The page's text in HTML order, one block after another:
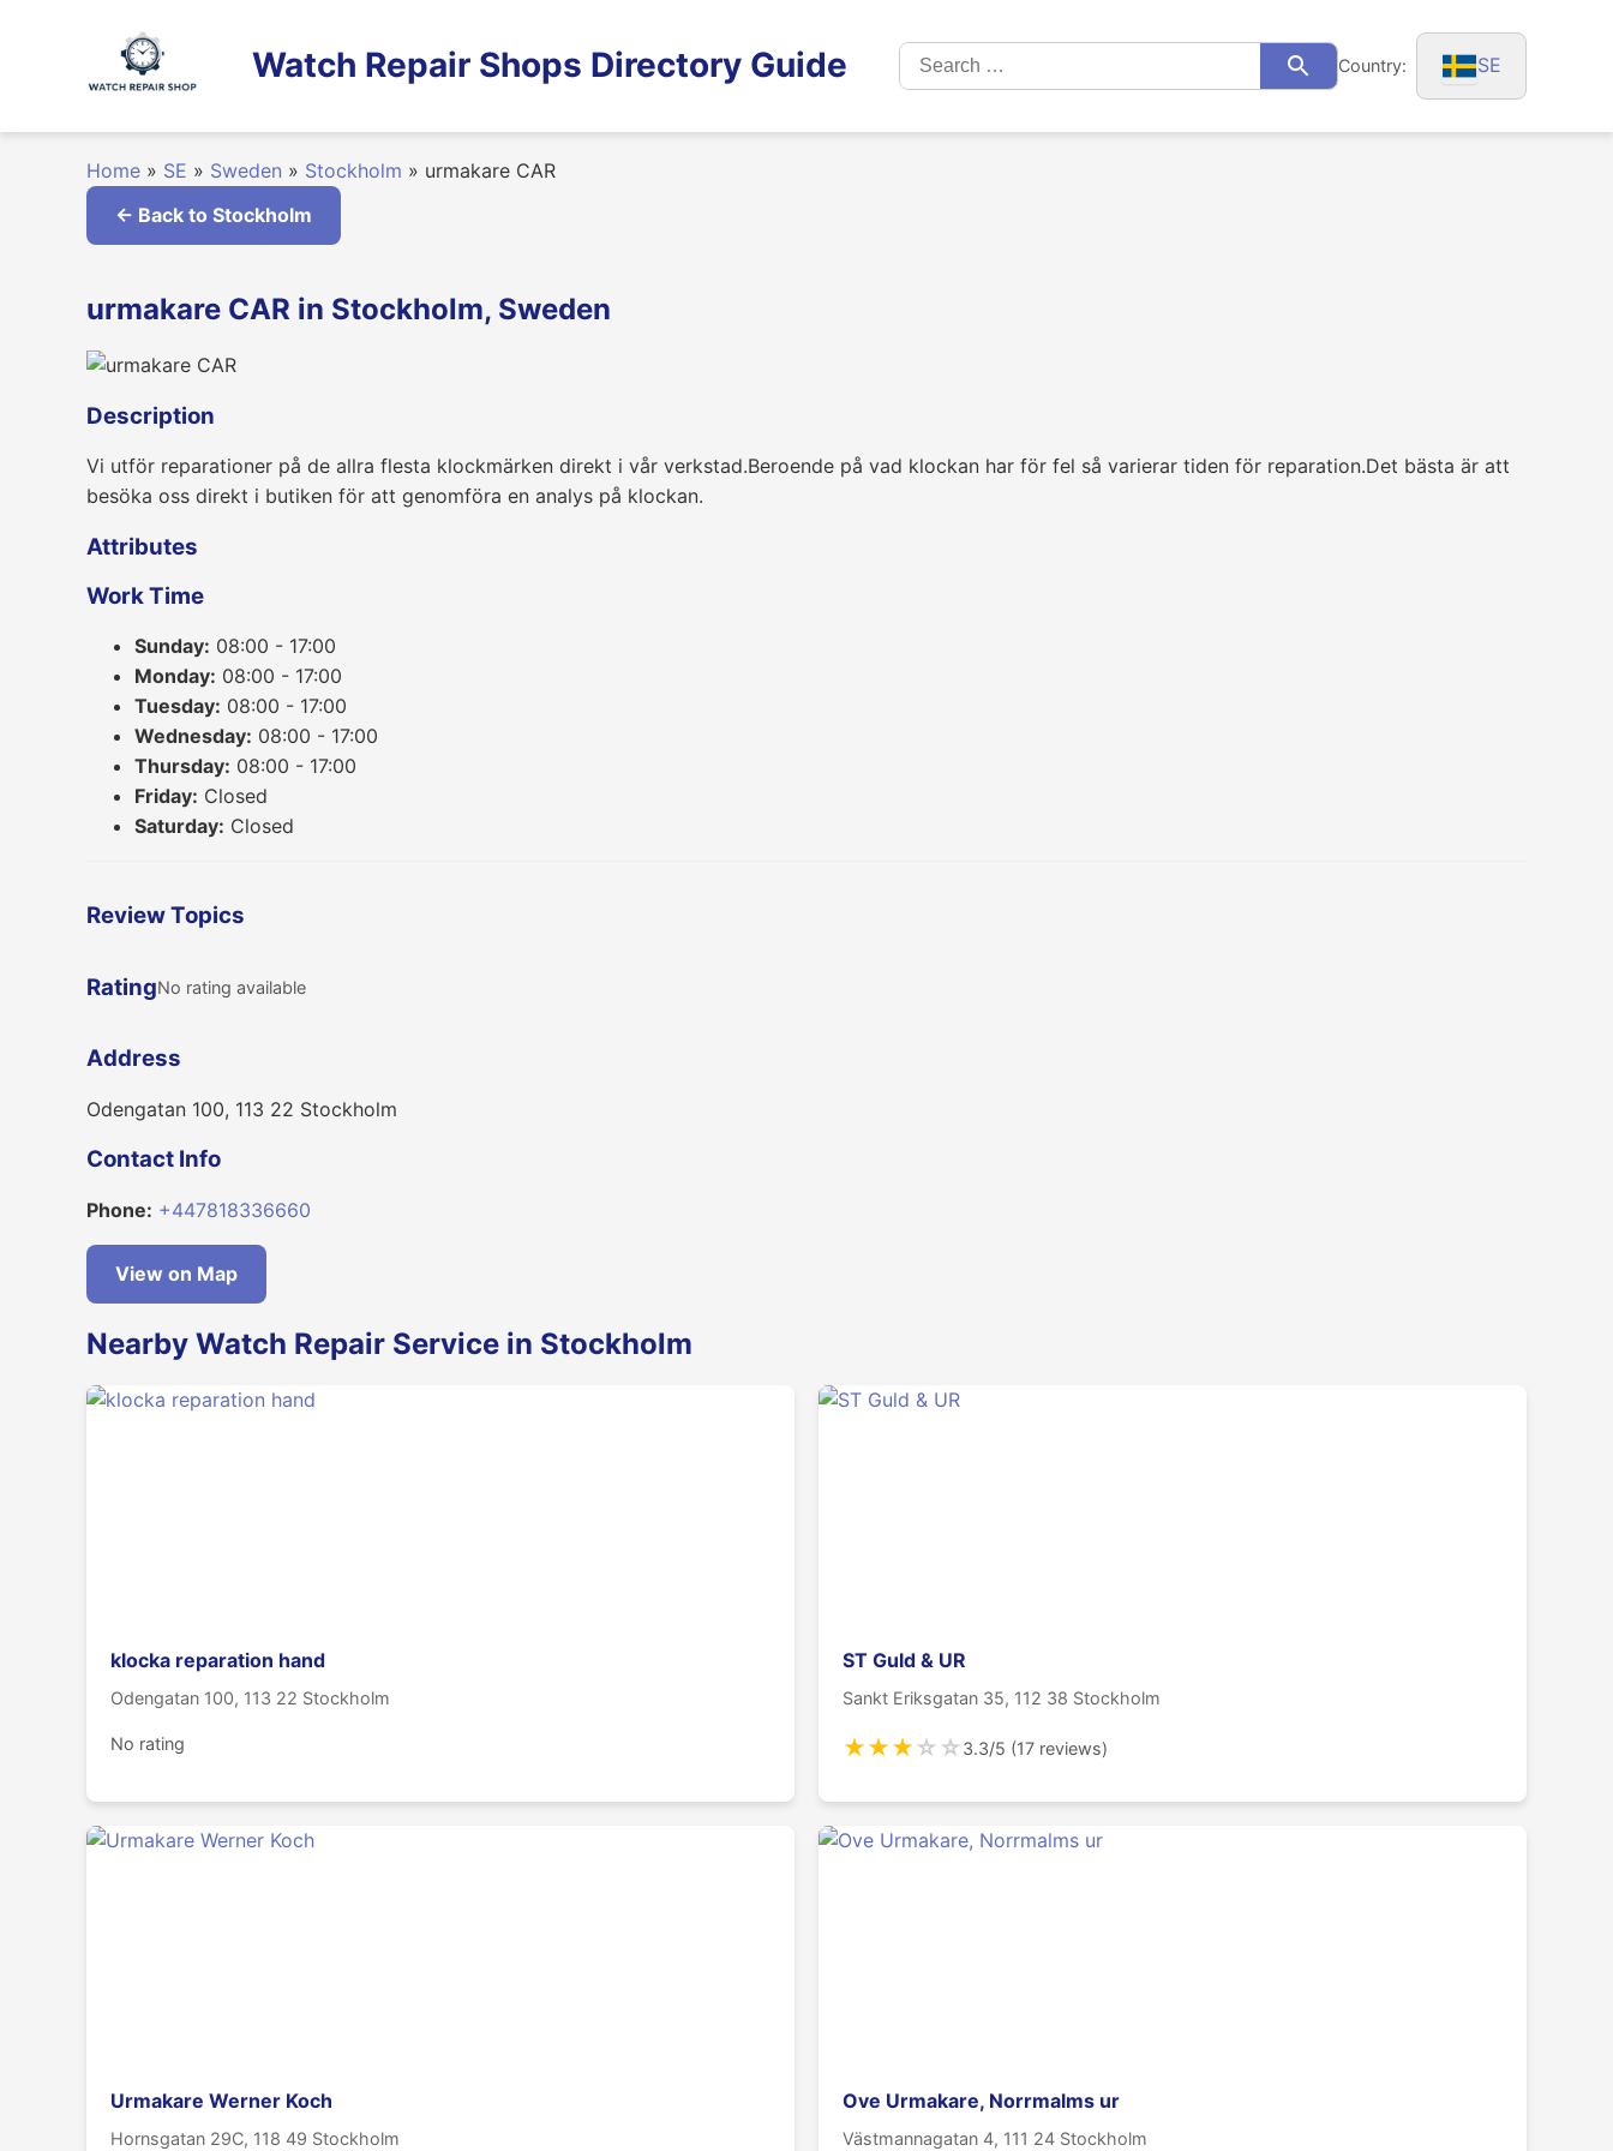
Watch Repair Shops Directory Guide
Search
for:
SearchCountry: SE
Home » SE » Sweden » Stockholm » urmakare CAR
← Back to Stockholm
urmakare CAR in Stockholm, Sweden
Description
Vi utför reparationer på de allra flesta klockmärken direkt i vår verkstad.Beroende på vad klockan har för fel så varierar tiden för reparation.Det bästa är att
besöka oss direkt i butiken för att genomföra en analys på klockan.
Attributes
Work Time
Sunday: 08:00 - 17:00
Monday: 08:00 - 17:00
Tuesday: 08:00 - 17:00
Wednesday: 08:00 - 17:00
Thursday: 08:00 - 17:00
Friday: Closed
Saturday: Closed
Review Topics
RatingNo rating available
Address
Odengatan 100, 113 22 Stockholm
Contact Info
Phone: +447818336660
View on Map
Nearby Watch Repair Service in Stockholm
klocka reparation hand
Odengatan 100, 113 22 Stockholm
No rating
ST Guld & UR
Sankt Eriksgatan 35, 112 38 Stockholm
★★★☆☆3.3/5 (17 reviews)
Urmakare Werner Koch
Hornsgatan 29C, 118 49 Stockholm
Ove Urmakare, Norrmalms ur
Västmannagatan 4, 111 24 Stockholm